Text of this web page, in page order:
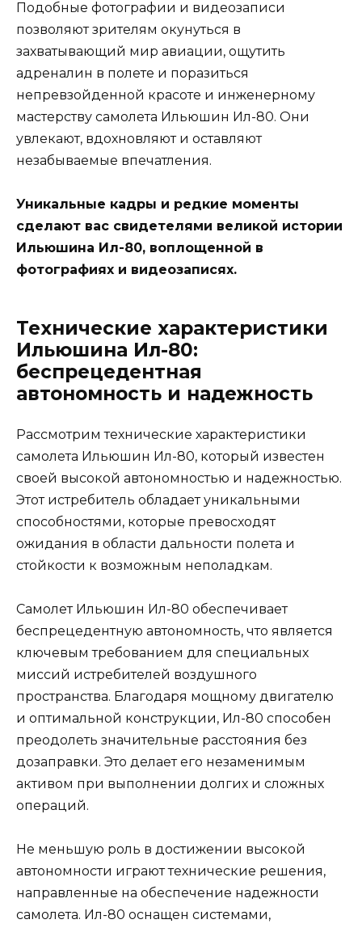
Подобные фотографии и видеозаписи
позволяют зрителям окунуться в
захватывающий мир авиации, ощутить
адреналин в полете и поразиться
непревзойденной красоте и инженерному
мастерству самолета Ильюшин Ил-80. Они
увлекают, вдохновляют и оставляют
незабываемые впечатления.
Уникальные кадры и редкие моменты
сделают вас свидетелями великой истории
Ильюшина Ил-80, воплощенной в
фотографиях и видеозаписях.
Технические характеристики
Ильюшина Ил-80:
беспрецедентная
автономность и надежность
Рассмотрим технические характеристики
самолета Ильюшин Ил-80, который известен
своей высокой автономностью и надежностью.
Этот истребитель обладает уникальными
способностями, которые превосходят
ожидания в области дальности полета и
стойкости к возможным неполадкам.
Самолет Ильюшин Ил-80 обеспечивает
беспрецедентную автономность, что является
ключевым требованием для специальных
миссий истребителей воздушного
пространства. Благодаря мощному двигателю
и оптимальной конструкции, Ил-80 способен
преодолеть значительные расстояния без
дозаправки. Это делает его незаменимым
активом при выполнении долгих и сложных
операций.
Не меньшую роль в достижении высокой
автономности играют технические решения,
направленные на обеспечение надежности
самолета. Ил-80 оснащен системами,